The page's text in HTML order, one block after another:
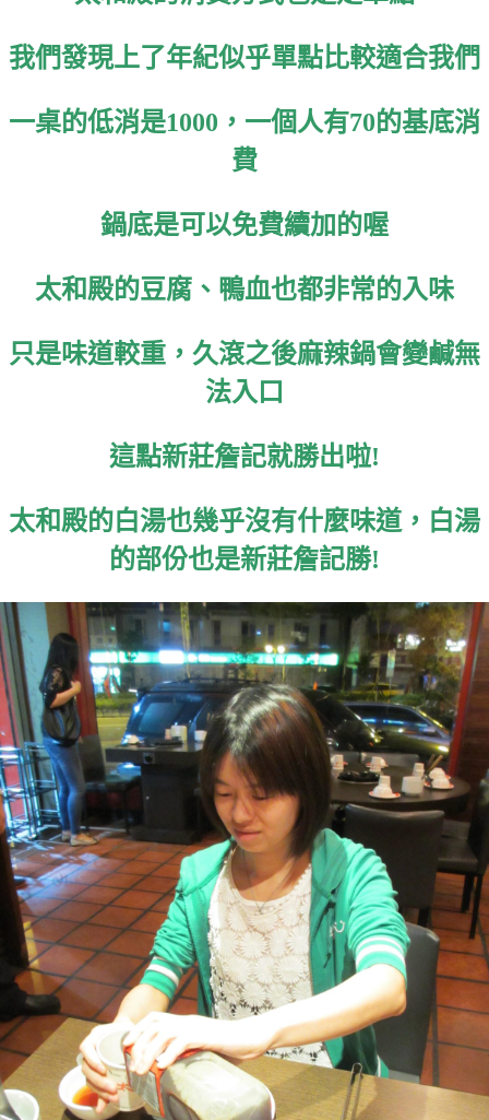
我們發現上了年紀似乎單點比較適合我們
一桌的低消是1000，一個人有70的基底消
費
鍋底是可以免費續加的喔
太和殿的豆腐、鴨血也都非常的入味
只是味道較重，久滾之後麻辣鍋會變鹹無
法入口
這點新莊詹記就勝出啦!
太和殿的白湯也幾乎沒有什麼味道，白湯
的部份也是新莊詹記勝!